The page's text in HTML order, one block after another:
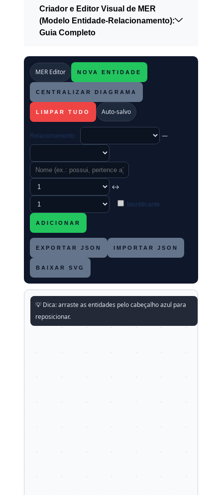
Criador e Editor Visual de MER
(Modelo Entidade‑Relacionamento):
Guia Completo
MER Editor NOVA ENTIDADE
CENTRALIZAR DIAGRAMA
LIMPAR TUDO Auto‑salvo
Relacionamento: —
↔
Identificante
ADICIONAR
EXPORTAR JSON IMPORTAR JSON
BAIXAR SVG
💡 Dica: arraste as entidades pelo cabeçalho azul para
reposicionar.